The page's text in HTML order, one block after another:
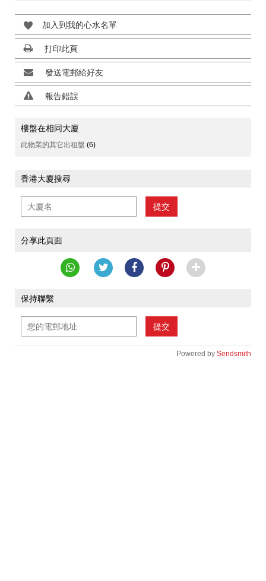
加入到我的心水名單
打印此頁
發送電郵給好友
報告錯誤
樓盤在相同大廈
此物業的其它出租盤 (6)
香港大廈搜尋
提交
分享此頁面
保持聯繫
提交
Powered by Sendsmith